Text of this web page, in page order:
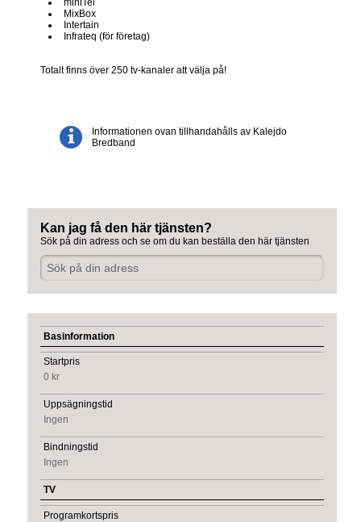
miniTel
MixBox
Intertain
Infrateq (för företag)
Totalt finns över 250 tv-kanaler att välja på!
Informationen ovan tillhandahålls av Kalejdo
Bredband
Kan jag få den här tjänsten?
Sök på din adress och se om du kan beställa den här tjänsten
Basinformation
Startpris
0 kr
Uppsägningstid
Ingen
Bindningstid
Ingen
TV
Programkortspris